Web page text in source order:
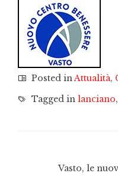
Posted inAttualità,
Tagged in lanciano,
Vasto, le